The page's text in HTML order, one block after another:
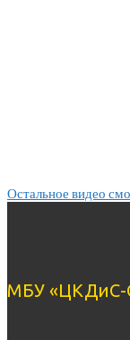
Остальное видео
МБУ «ЦКДиС-